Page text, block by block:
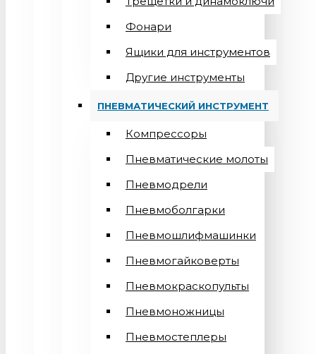
Фонари
Ящики для инструментов
Другие инструменты
ПНЕВМАТИЧЕСКИЙ ИНСТРУМЕНТ
Компрессоры
Пневматические молоты
Пневмодрели
Пневмоболгарки
Пневмошлифмашинки
Пневмогайковерты
Пневмокраскопульты
Пневмоножницы
Пневмостеплеры